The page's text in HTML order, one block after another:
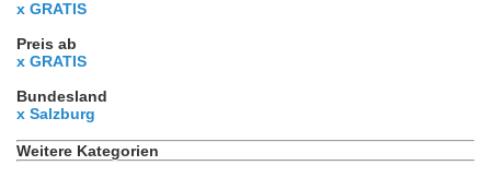
x GRATIS
Preis ab
x GRATIS
Bundesland
x Salzburg
Weitere Kategorien